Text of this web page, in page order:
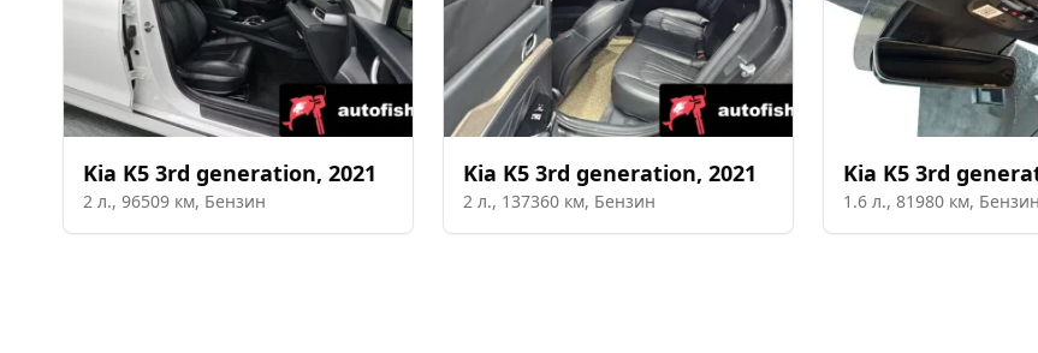
Kia K5 3rd generation, 2021
2 л., 96509 км, Бензин
Kia K5 3rd generation, 2021
2 л., 137360 км, Бензин
Kia K5 3rd
1.6 л., 81980 км, Бензин